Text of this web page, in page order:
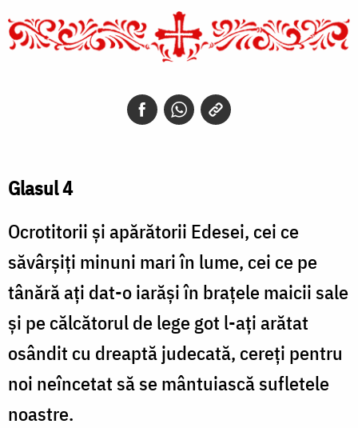
Glasul 4
Ocrotitorii şi apărătorii Edesei, cei ce
săvârşiţi minuni mari în lume, cei ce pe
tânără aţi dat-o iarăşi în braţele maicii sale
şi pe călcătorul de lege got l-aţi arătat
osândit cu dreaptă judecată, cereţi pentru
noi neîncetat să se mântuiască sufletele
noastre.